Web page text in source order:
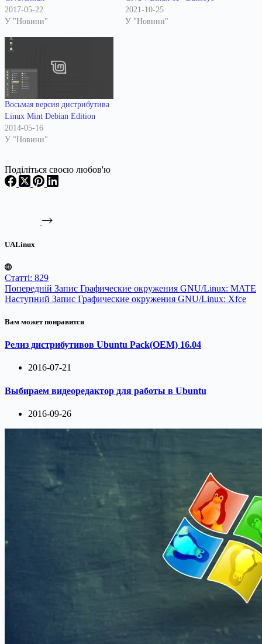
2017-05-22
У "Новини"
2021-10-25
У "Новини"
Восьмая версия дистрибутива
Linux Mint Debian Edition
2014-05-16
У "Новини"
Поділіться своєю любов'ю
UALinux
Статті: 829
Попередній Запис Графические окружения GNU/Linux: MATE
Наступний Запис Графические окружения GNU/Linux: Xfce
Вам может понравится
Релиз дистрибутивов Ubuntu Pack(OEM) 16.04
2016-07-21
Выбираем видеоредактор для работы в Ubuntu
2016-09-26